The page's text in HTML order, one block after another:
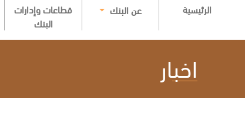
الرئيسية عن البنك
قطاعات وإدارات
البنك
اخبار